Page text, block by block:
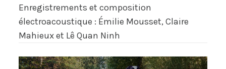
Enregistrements et composition
électroacoustique : Émilie Mousset, Claire
Mahieux et Lê Quan Ninh
Navigation